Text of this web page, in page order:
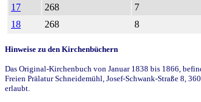
17
268 7
18
268 8
Hinweise zu den Kirchenbüchern
Das Original-Kirchenbuch von Januar 1838 bis 1866,
Freien Prälatur Schneidemühl, Josef-Schwank-Straße 8,
erlaubt.